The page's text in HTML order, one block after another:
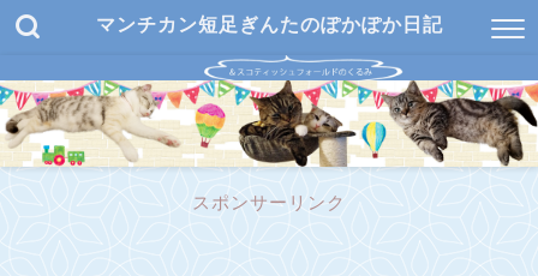
マンチカン短足ぎんたのぽかぽか日記
スポンサーリンク